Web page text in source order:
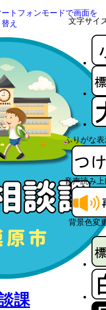
文字サイ
ふりがな表
音声読み上
背景色変
ートフォンモードで画面を
え
課